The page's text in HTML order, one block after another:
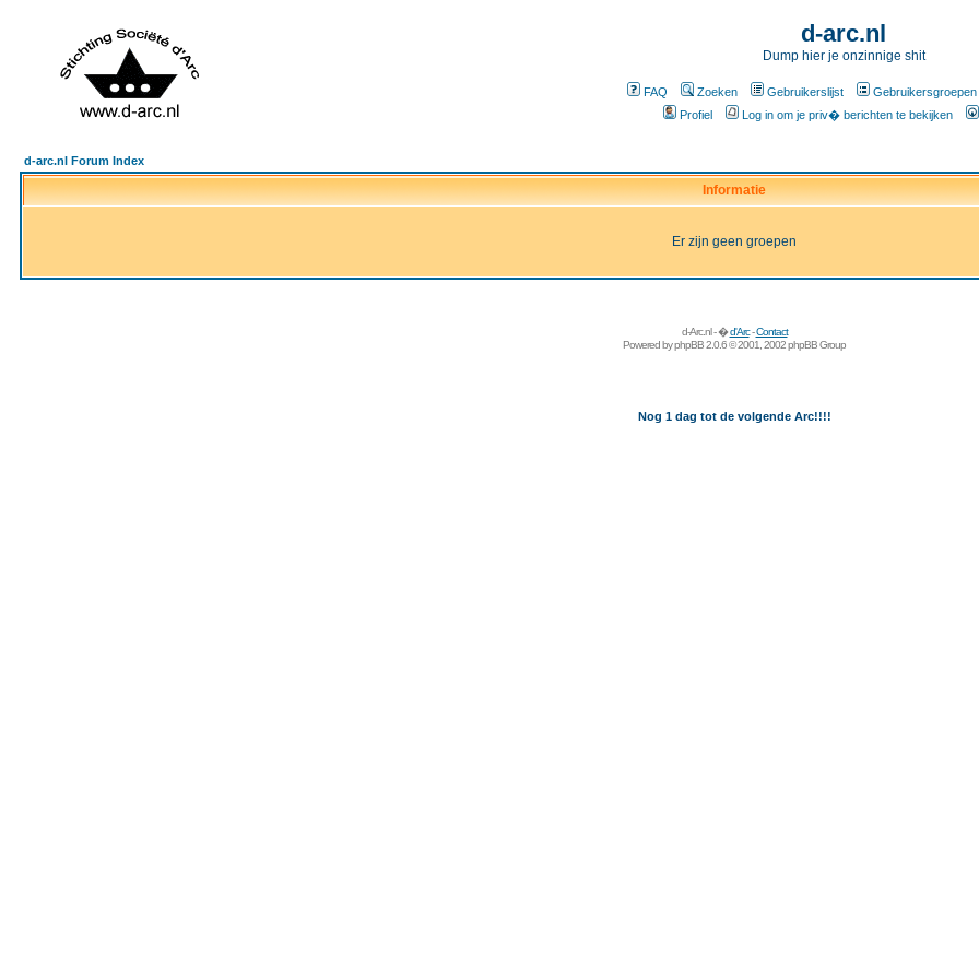
d-arc.nl
Dump hier je onzinnige shit
FAQ Zoeken Gebruikerslijst Gebruikersgroepen
Profiel
Log in om je priv� berichten te bekijken
d-arc.nl Forum Index
Informatie
Er zijn geen groepen
d-Arc.nl - �d'Arc-Contact
Powered byphpBB2.0.6 © 2001, 2002 phpBB Group
Nog 1 dag tot de volgende Arc!!!!